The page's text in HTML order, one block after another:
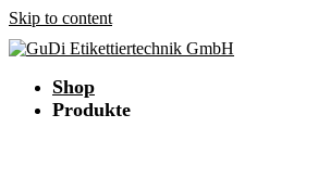
Skip to content
Shop
Produkte